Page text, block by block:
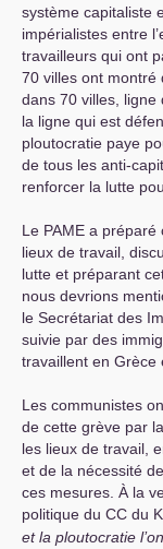
système capitaliste
impérialistes entre
travailleurs qui ont
70 villes ont montré
dans 70 villes, ligne
la ligne qui est
ploutocratie paye
de tous les anti-
renforcer la lutte
Le PAME a préparé
lieux de travail,
lutte et préparant
nous devrions
le Secrétariat des
suivie par des
travaillent en Grèce
Les communistes
de cette grève par
les lieux de travail,
et de la nécessité
ces mesures. À la
politique du CC du
et la ploutocratie